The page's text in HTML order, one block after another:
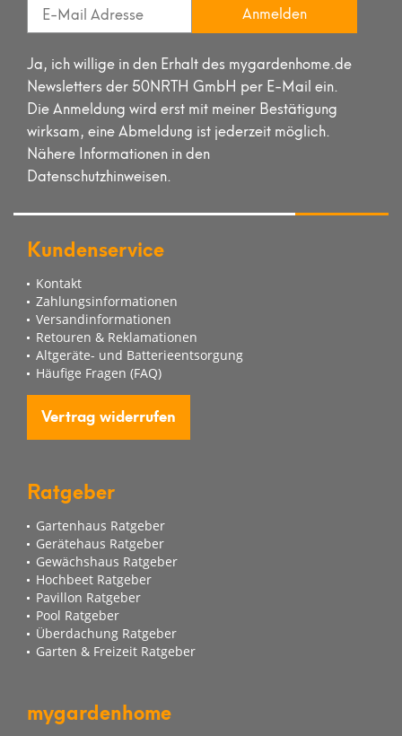
Anmelden
Ja, ich willige in den Erhalt des mygardenhome.de
Newsletters der 50NRTH GmbH per E-Mail ein.
Die Anmeldung wird erst mit meiner Bestätigung
wirksam, eine Abmeldung ist jederzeit möglich.
Nähere Informationen in den
Datenschutzhinweisen.
Kundenservice
Kontakt
Zahlungsinformationen
Versandinformationen
Retouren & Reklamationen
Altgeräte- und Batterieentsorgung
Häufige Fragen (FAQ)
Vertrag widerrufen
Ratgeber
Gartenhaus Ratgeber
Gerätehaus Ratgeber
Gewächshaus Ratgeber
Hochbeet Ratgeber
Pavillon Ratgeber
Pool Ratgeber
Überdachung Ratgeber
Garten & Freizeit Ratgeber
mygardenhome